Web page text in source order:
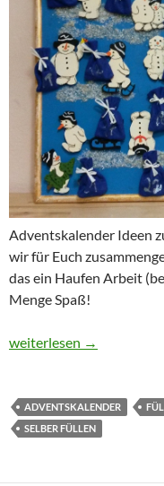
Adventskalender Ideen
wir für Euch
das ein Haufen Arbeit
Menge Spaß!
24 Adventskalender
weiterlesen →
ADVENTSKALENDER
SELBER FÜLLEN